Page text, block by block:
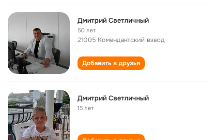
Дмитрий Светличный
50 лет
21005 Комендантский взвод
Добавить в друзья
Дмитрий Светличный
15 лет